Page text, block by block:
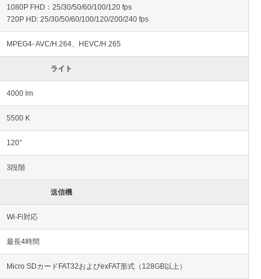
1080P FHD：25/30/50/60/100/120 fps
720P HD: 25/30/50/60/100/120/200/240 fps
MPEG4- AVC/H.264、HEVC/H.265
ライト
4000 lm
5500 K
120°
3段階
送信機
Wi-Fi対応
最長4時間
Micro SDカードFAT32およびexFAT形式（128GB以上）